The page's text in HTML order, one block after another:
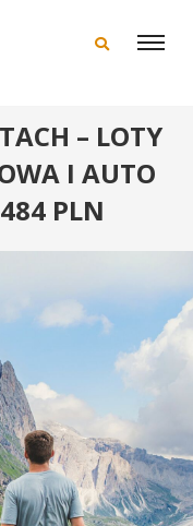
– LOTY
I AUTO
PLN
bez